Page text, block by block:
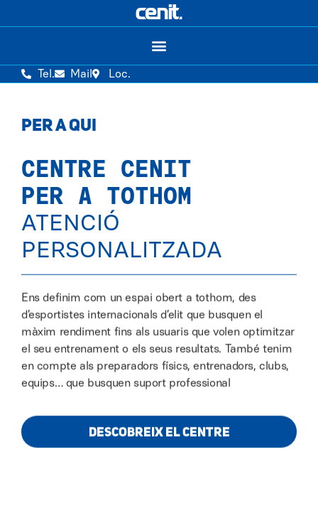
Tel. Mail Loc.
PER A QUI
CENTRE CENIT
PER A TOTHOM
ATENCIÓ
PERSONALITZADA
Ens definim com un espai obert a tothom, des
d’esportistes internacionals d’elit que busquen el
màxim rendiment fins als usuaris que volen optimitzar
el seu entrenament o els seus resultats. També tenim
en compte als preparadors físics, entrenadors, clubs,
equips… que busquen suport professional
DESCOBREIX EL CENTRE